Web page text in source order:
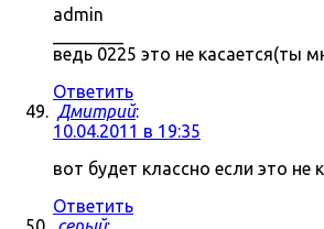
admin
ведь 0225 это не касается(ты
Ответить
Дмитрий:
10.04.2011 в 19:35
вот будет классно если это не
Ответить